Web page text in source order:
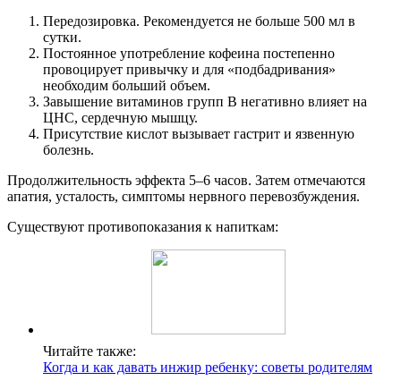
Передозировка. Рекомендуется не больше 500 мл в
сутки.
Постоянное употребление кофеина постепенно
провоцирует привычку и для «подбадривания»
необходим больший объем.
Завышение витаминов групп В негативно влияет на
ЦНС, сердечную мышцу.
Присутствие кислот вызывает гастрит и язвенную
болезнь.
Продолжительность эффекта 5–6 часов. Затем отмечаются
апатия, усталость, симптомы нервного перевозбуждения.
Существуют противопоказания к напиткам:
Читайте также:
Когда и как давать инжир ребенку: советы родителям